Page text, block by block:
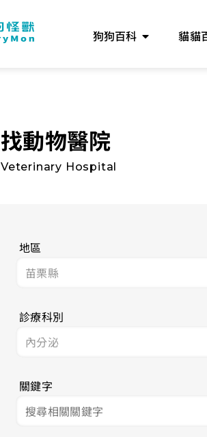
狗狗百科 貓貓
找動物醫院
Veterinary Hospital
地區
診療科別
關鍵字